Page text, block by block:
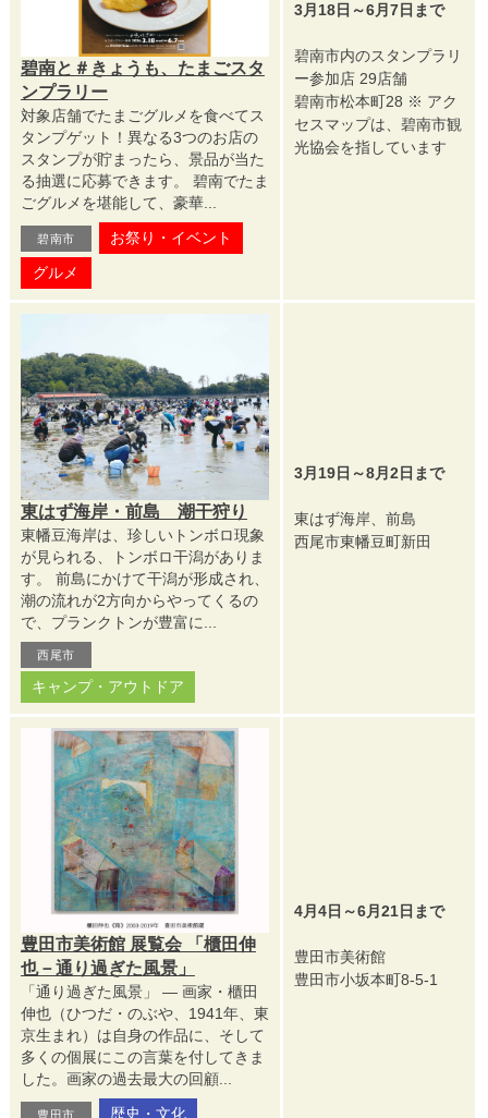
碧南と＃きょうも、たまごスタ
ンプラリー
対象店舗でたまごグルメを食べてス
タンプゲット！異なる3つのお店の
スタンプが貯まったら、景品が当た
る抽選に応募できます。 碧南でたま
ごグルメを堪能して、豪華...
碧南市
お祭り・イベント
グルメ
3月18日～6月7日まで
碧南市内のスタンプラリ
ー参加店 29店舗
碧南市松本町28 ※ アク
セスマップは、碧南市観
光協会を指しています
東はず海岸・前島 潮干狩り
東幡豆海岸は、珍しいトンボロ現象
が見られる、トンボロ干潟がありま
す。 前島にかけて干潟が形成され、
潮の流れが2方向からやってくるの
で、プランクトンが豊富に...
西尾市
キャンプ・アウトドア
3月19日～8月2日まで
東はず海岸、前島
西尾市東幡豆町新田
豊田市美術館 展覧会 「櫃田伸
也－通り過ぎた風景」
「通り過ぎた風景」 ― 画家・櫃田
伸也（ひつだ・のぶや、1941年、東
京生まれ）は自身の作品に、そして
多くの個展にこの言葉を付してきま
した。画家の過去最大の回顧...
豊田市 歴史・文化
4月4日～6月21日まで
豊田市美術館
豊田市小坂本町8-5-1